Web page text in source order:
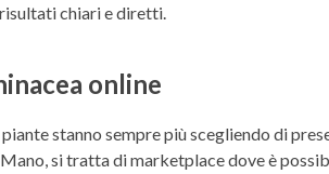
chiari e diretti.
online
stanno sempre più scegliendo di
si tratta di marketplace dove è